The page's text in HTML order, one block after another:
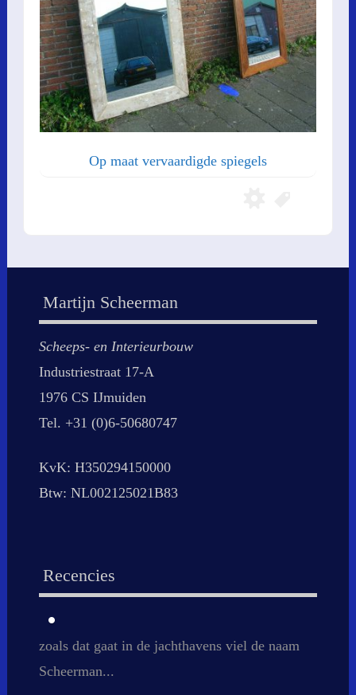
Op maat vervaardigde spiegels
Martijn Scheerman
Scheeps- en Interieurbouw
Industriestraat 17-A
1976 CS IJmuiden
Tel. +31 (0)6-50680747
KvK: H350294150000
Btw: NL002125021B83
Recencies
zoals dat gaat in de jachthavens viel de naam
Scheerman...